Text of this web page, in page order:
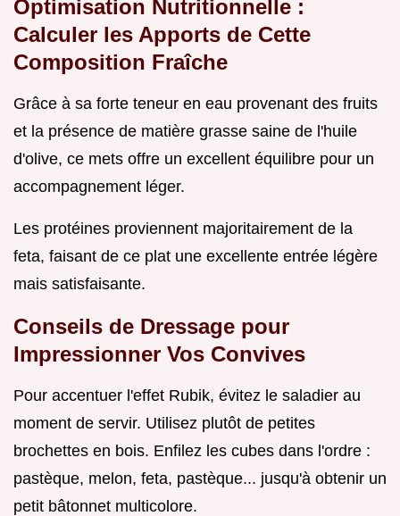
Optimisation Nutritionnelle :
Calculer les Apports de Cette
Composition Fraîche
Grâce à sa forte teneur en eau provenant des fruits
et la présence de matière grasse saine de l'huile
d'olive, ce mets offre un excellent équilibre pour un
accompagnement léger.
Les protéines proviennent majoritairement de la
feta, faisant de ce plat une excellente entrée légère
mais satisfaisante.
Conseils de Dressage pour
Impressionner Vos Convives
Pour accentuer l'effet Rubik, évitez le saladier au
moment de servir. Utilisez plutôt de petites
brochettes en bois. Enfilez les cubes dans l'ordre :
pastèque, melon, feta, pastèque... jusqu'à obtenir un
petit bâtonnet multicolore.